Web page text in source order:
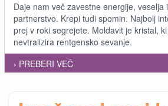
Daje nam več zavestne energije, veselja
partnerstvo. Krepi tudi spomin. Najbolj
prej v roki segrejete. Moldavit je kristal,
nevtralizira rentgensko sevanje.
› PREBERI VEČ